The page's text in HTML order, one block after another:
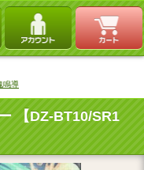
鳴導
【DZ-BT10/SR1